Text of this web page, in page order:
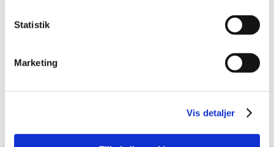
Statistik
Marketing
Vis detaljer
oktober (1)
januar (1)
2005 (2)